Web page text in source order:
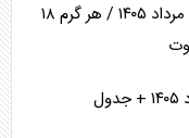
آخرین قیمت انواع سکه پارسیان امروز ۱۹ مرداد ۱۴۰۵ / هر گرم ۱۸